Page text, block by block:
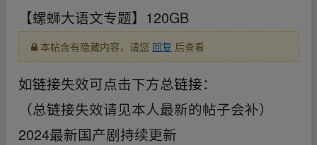
【螺蛳大语文专题】120GB
本帖含有隐藏内容，请您 回复 后查看
如链接失效可点击下方总链接：
（总链接失效请见本人最新的帖子会补）
2024最新国产剧持续更新